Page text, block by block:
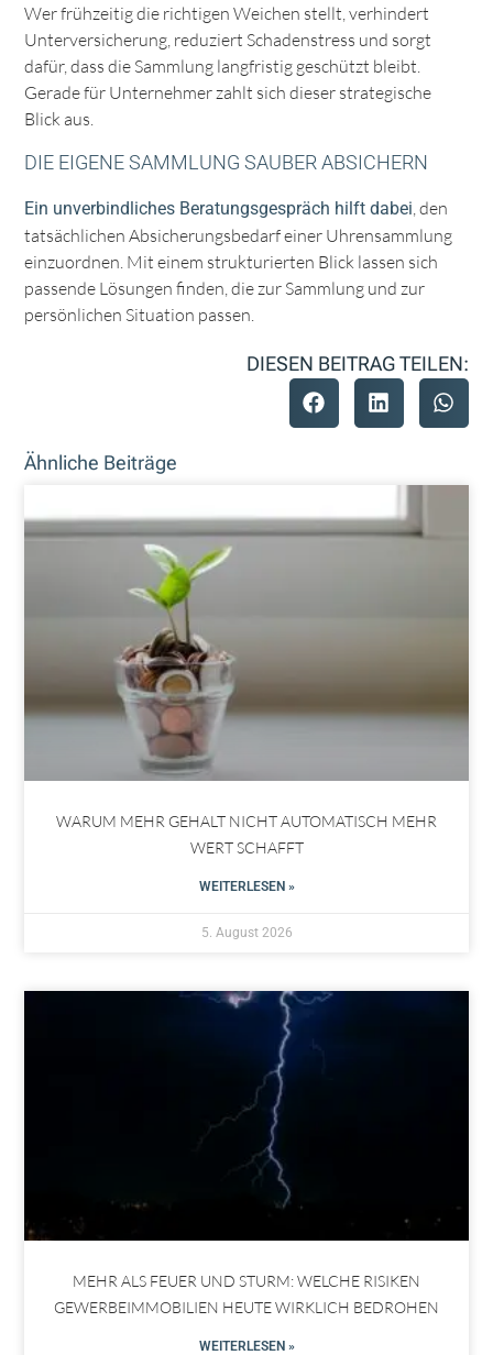
Wer frühzeitig die richtigen Weichen stellt, verhindert
Unterversicherung, reduziert Schadenstress und sorgt
dafür, dass die Sammlung langfristig geschützt bleibt.
Gerade für Unternehmer zahlt sich dieser strategische
Blick aus.
DIE EIGENE SAMMLUNG SAUBER ABSICHERN
Ein unverbindliches Beratungsgespräch hilft dabei , den
tatsächlichen Absicherungsbedarf einer Uhrensammlung
einzuordnen. Mit einem strukturierten Blick lassen sich
passende Lösungen finden, die zur Sammlung und zur
persönlichen Situation passen.
DIESEN BEITRAG TEILEN:
Ähnliche Beiträge
WARUM MEHR GEHALT NICHT AUTOMATISCH MEHR
WERT SCHAFFT
WEITERLESEN »
5. August 2026
MEHR ALS FEUER UND STURM: WELCHE RISIKEN
GEWERBEIMMOBILIEN HEUTE WIRKLICH BEDROHEN
WEITERLESEN »